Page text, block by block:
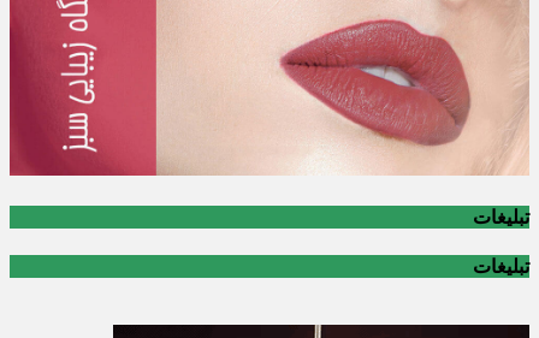
تبلیغات
تبلیغات